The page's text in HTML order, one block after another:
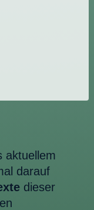
aktuellem
darauf
dieser